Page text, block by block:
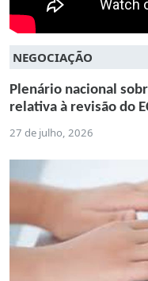
NEGOCIAÇÃO
Plenário nacional
relativa à revisão do
27 de julho, 2026